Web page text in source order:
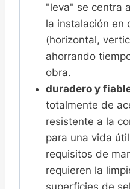
"leva" se centra
la instalación en
(horizontal,
ahorrando
obra.
duradero y
totalmente de
resistente a la
para una vida
requisitos de
requieren la
superficies de